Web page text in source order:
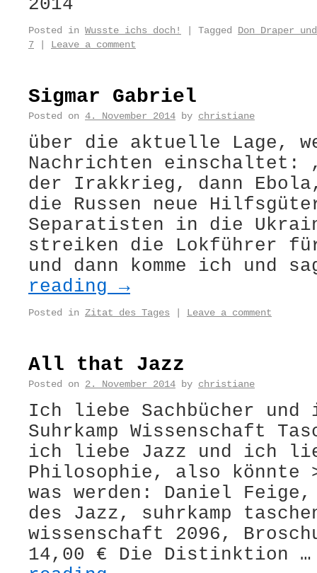
2014
Posted in Wusste ichs doch! Tagged
Don Draper
7
Leave a comment
Sigmar Gabriel
Posted on 4. November 2014 by christiane
über die aktuelle Lage,
Nachrichten einschaltet:
der Irakkrieg, dann
die Russen neue
Separatisten in die
streiken die Lokführer
und dann komme ich und
reading →
Posted in Zitat des Tages Leave a comment
All that Jazz
Posted on 2. November 2014 by christiane
Ich liebe Sachbücher
Suhrkamp Wissenschaft
ich liebe Jazz und ich
Philosophie, also könnte
was werden: Daniel
des Jazz, suhrkamp
wissenschaft 2096,
14,00 € Die Distinktion